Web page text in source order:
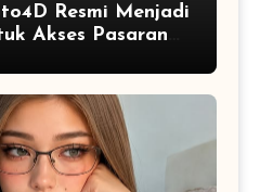
Resmi Menjadi
Akses Pasaran